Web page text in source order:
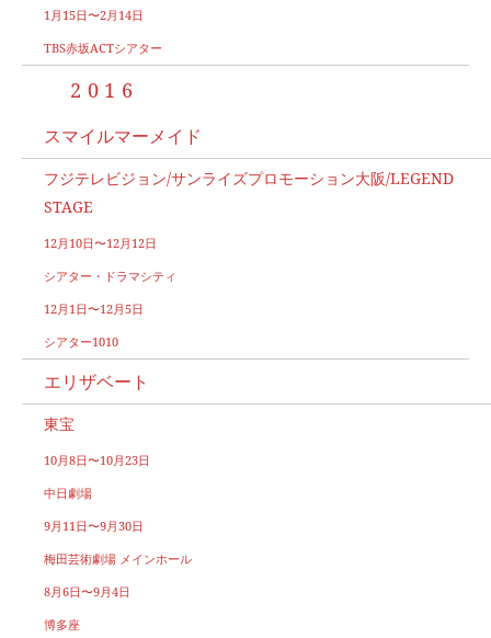
1月15日〜2月14日
TBS赤坂ACTシアター
2016
スマイルマーメイド
フジテレビジョン/サンライズプロモーション大阪/LEGEND
STAGE
12月10日〜12月12日
シアター・ドラマシティ
12月1日〜12月5日
シアター1010
エリザベート
東宝
10月8日〜10月23日
中日劇場
9月11日〜9月30日
梅田芸術劇場 メインホール
8月6日〜9月4日
博多座